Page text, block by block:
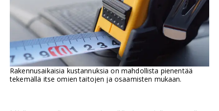
Rakennusaikaisia kustannuksia on mahdollista pienentää
tekemällä itse omien taitojen ja osaamisten mukaan.